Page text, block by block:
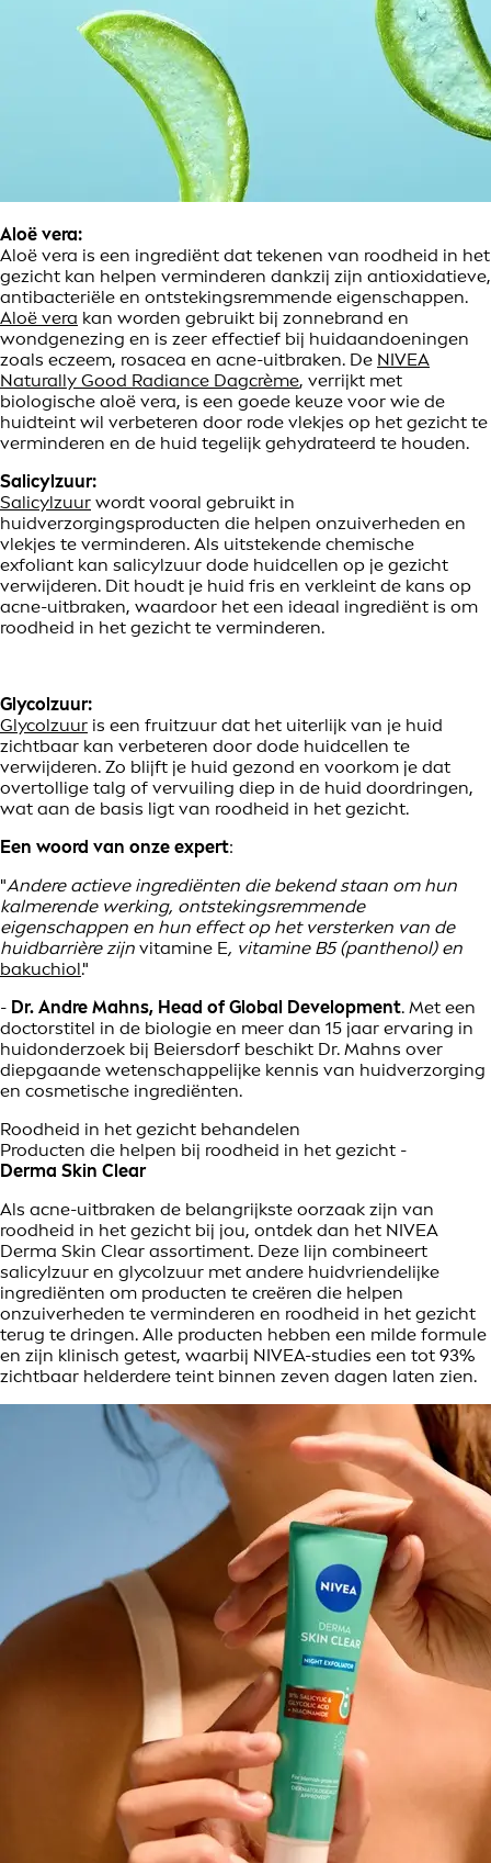
Aloë vera:
Aloë vera is een ingrediënt dat tekenen van roodheid in het
gezicht kan helpen verminderen dankzij zijn antioxidatieve,
antibacteriële en ontstekingsremmende eigenschappen.
Aloë vera kan worden gebruikt bij zonnebrand en
wondgenezing en is zeer effectief bij huidaandoeningen
zoals eczeem, rosacea en acne-uitbraken. De NIVEA
Naturally Good Radiance Dagcrème, verrijkt met
biologische aloë vera, is een goede keuze voor wie de
huidteint wil verbeteren door rode vlekjes op het gezicht te
verminderen en de huid tegelijk gehydrateerd te houden.
Salicylzuur:
Salicylzuur wordt vooral gebruikt in
huidverzorgingsproducten die helpen onzuiverheden en
vlekjes te verminderen. Als uitstekende chemische
exfoliant kan salicylzuur dode huidcellen op je gezicht
verwijderen. Dit houdt je huid fris en verkleint de kans op
acne-uitbraken, waardoor het een ideaal ingrediënt is om
roodheid in het gezicht te verminderen.
Glycolzuur:
Glycolzuur is een fruitzuur dat het uiterlijk van je huid
zichtbaar kan verbeteren door dode huidcellen te
verwijderen. Zo blijft je huid gezond en voorkom je dat
overtollige talg of vervuiling diep in de huid doordringen,
wat aan de basis ligt van roodheid in het gezicht.
Een woord van onze expert:
"Andere actieve ingrediënten die bekend staan om hun
kalmerende werking, ontstekingsremmende
eigenschappen en hun effect op het versterken van de
huidbarrière zijn vitamine E, vitamine B5 (panthenol) en
bakuchiol."
- Dr. Andre Mahns, Head of Global Development. Met een
doctorstitel in de biologie en meer dan 15 jaar ervaring in
huidonderzoek bij Beiersdorf beschikt Dr. Mahns over
diepgaande wetenschappelijke kennis van huidverzorging
en cosmetische ingrediënten.
Roodheid in het gezicht behandelen
Producten die helpen bij roodheid in het gezicht -
Derma Skin Clear
Als acne-uitbraken de belangrijkste oorzaak zijn van
roodheid in het gezicht bij jou, ontdek dan het NIVEA
Derma Skin Clear assortiment. Deze lijn combineert
salicylzuur en glycolzuur met andere huidvriendelijke
ingrediënten om producten te creëren die helpen
onzuiverheden te verminderen en roodheid in het gezicht
terug te dringen. Alle producten hebben een milde formule
en zijn klinisch getest, waarbij NIVEA-studies een tot 93%
zichtbaar helderdere teint binnen zeven dagen laten zien.